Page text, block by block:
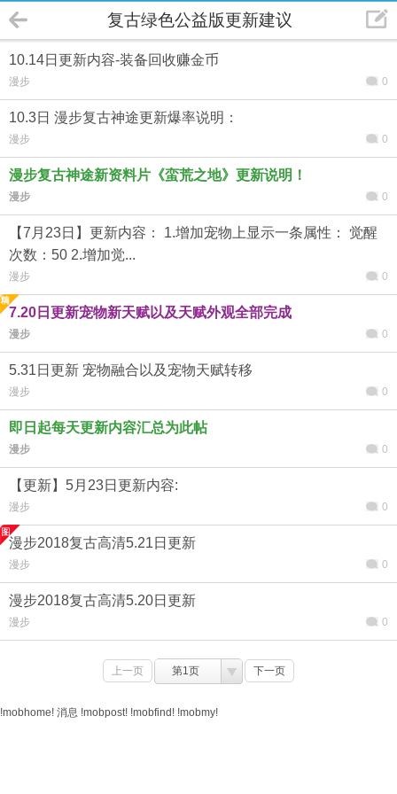
复古绿色公益版更新建议
10.14日更新内容-装备回收赚金币
漫步 0
10.3日 漫步复古神途更新爆率说明：
漫步 0
漫步复古神途新资料片《蛮荒之地》更新说明！
漫步 0
【7月23日】更新内容： 1.增加宠物上显示一条属性： 觉醒
次数：50 2.增加觉...
漫步 0
7.20日更新宠物新天赋以及天赋外观全部完成
漫步 0
5.31日更新 宠物融合以及宠物天赋转移
漫步 0
即日起每天更新内容汇总为此帖
漫步 0
【更新】5月23日更新内容:
漫步 0
漫步2018复古高清5.21日更新
漫步 0
漫步2018复古高清5.20日更新
漫步 0
上一页 第1页 下一页
!mobhome! 消息 !mobpost! !mobfind! !mobmy!